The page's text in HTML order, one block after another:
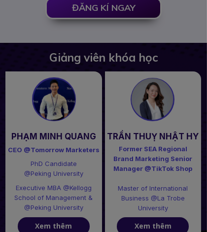
ĐĂNG KÍ NGAY
TRẦN THUỴ NHẬT HY
Former SEA Regional
Brand Marketing Senior
Manager @TikTok Shop
Xem thêm
Master of International
Business @La Trobe
University
PHẠM MINH QUANG
CEO @Tomorrow Marketers
PhD Candidate
@Peking University
Xem thêm
Executive MBA @Kellogg
School of Management &
@Peking University
Giảng viên khóa học